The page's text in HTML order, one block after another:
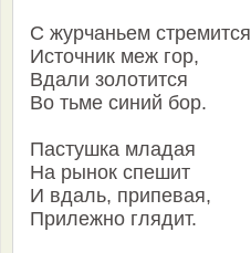
С журчаньем стремится
Источник меж гор,
Вдали золотится
Во тьме синий бор.
Пастушка младая
На рынок спешит
И вдаль, припевая,
Прилежно глядит.